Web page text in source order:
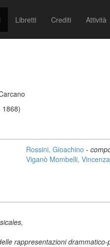
Libretti Crediti Attività
1868)
Rossini, Gioachino -
Viganò Mombelli, Vincenza
rappresentazioni